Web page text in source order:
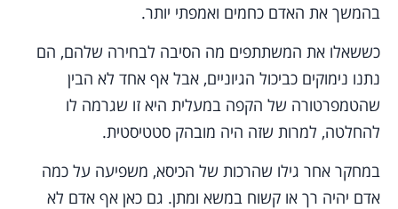
בהמשך את האדם כחמים ואמפתי יותר.
כששאלו את המשתתפים מה הסיבה לבחירה שלהם, הם
נתנו נימוקים כביכול הגיוניים, אבל אף אחד לא הבין
שהטמפרטורה של הקפה במעלית היא זו שגרמה לו
להחלטה, למרות שזה היה מובהק סטטיסטית.
במחקר אחר גילו שהרכות של הכיסא, משפיעה על כמה
אדם יהיה רך או קשוח במשא ומתן. גם כאן אף אדם לא